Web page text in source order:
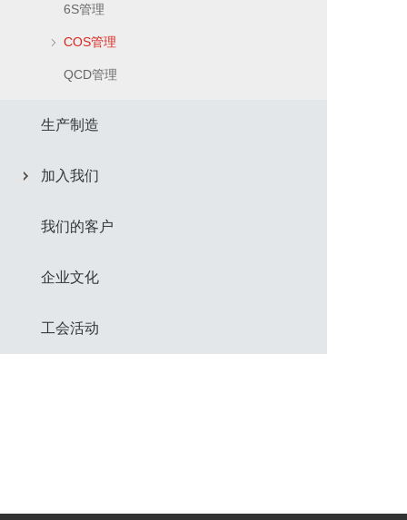
6S管理
COS管理
QCD管理
生产制造
加入我们
我们的客户
企业文化
工会活动